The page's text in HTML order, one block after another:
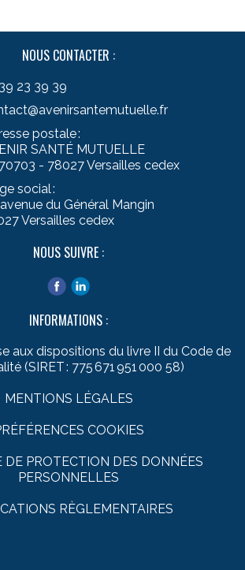
NOUS CONTACTER :
23 39 39
postale :
SANTÉ MUTUELLE
- 78027 Versailles cedex
social :
avenue du Général Mangin
Versailles cedex
NOUS SUIVRE :
INFORMATIONS :
aux dispositions du livre II du Code de
(SIRET : 775 671 951 000 58)
MENTIONS LÉGALES
COOKIES
DE PROTECTION DES DONNÉES
PERSONNELLES
RÈGLEMENTAIRES